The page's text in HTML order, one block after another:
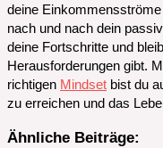
deine
nach und nach dein
deine Fortschritte und
Herausforderungen gibt.
richtigen Mindset bist du
zu erreichen und das
Ähnliche Beiträge: